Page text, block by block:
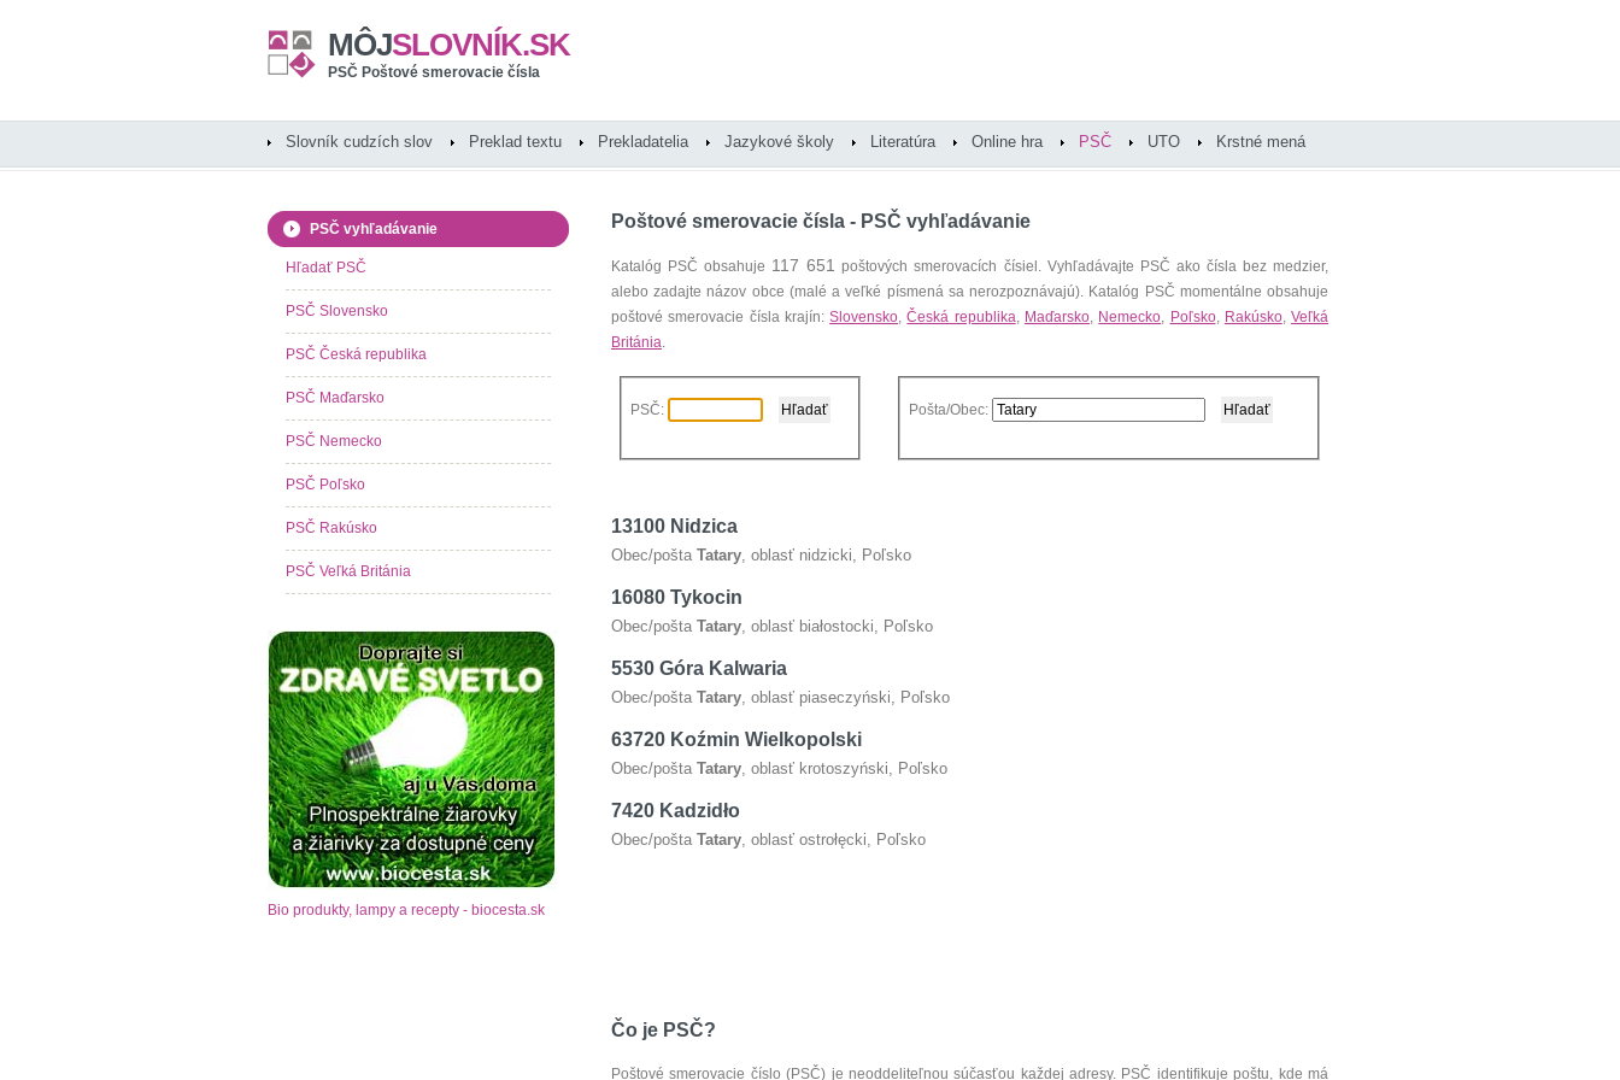
MÔJSLOVNÍK.SK
PSČ Poštové smerovacie čísla
Slovník cudzích slov Preklad textu Prekladatelia Jazykové školy Literatúra Online hra PSČ UTO Krstné mená
Poštové smerovacie čísla - PSČ vyhľadávanie
Katalóg PSČ obsahuje 117 651 poštových smerovacích čísiel. Vyhľadávajte PSČ ako čísla bez medzier,
alebo zadajte názov obce (malé a veľké písmená sa nerozpoznávajú). Katalóg PSČ momentálne obsahuje
poštové smerovacie čísla krajín:Slovensko,Česká republika, Maďarsko, Nemecko, Poľsko, Rakúsko,Veľká
Británia.
PSČ: Pošta/Obec:
13100 Nidzica
Obec/pošta Tatary, oblasť nidzicki, Poľsko
16080 Tykocin
Obec/pošta Tatary, oblasť białostocki, Poľsko
5530 Góra Kalwaria
Obec/pošta Tatary, oblasť piaseczyński, Poľsko
63720 Koźmin Wielkopolski
Obec/pošta Tatary, oblasť krotoszyński, Poľsko
7420 Kadzidło
Obec/pošta Tatary, oblasť ostrołęcki, Poľsko
Čo je PSČ?
Poštové smerovacie číslo (PSČ) je neoddeliteľnou súčasťou každej adresy. PSČ identifikuje poštu, kde má
PSČ vyhľadávanie
Hľadať PSČ
PSČ Slovensko
PSČ Česká republika
PSČ Maďarsko
PSČ Nemecko
PSČ Poľsko
PSČ Rakúsko
PSČ Veľká Británia
Bio produkty, lampy a recepty - biocesta.sk